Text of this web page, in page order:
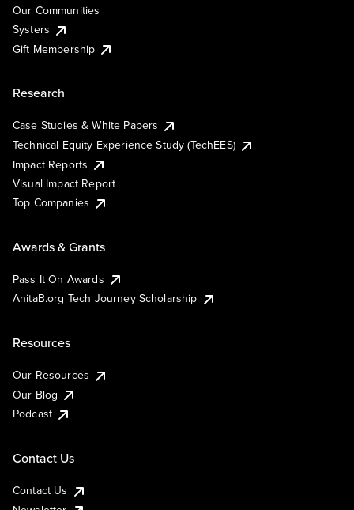
Our Communities
Systers
Gift Membership
Research
Case Studies & White Papers
Technical Equity Experience Study (TechEES)
Impact Reports
Visual Impact Report
Top Companies
Awards & Grants
Pass It On Awards
AnitaB.org Tech Journey Scholarship
Resources
Our Resources
Our Blog
Podcast
Contact Us
Contact Us